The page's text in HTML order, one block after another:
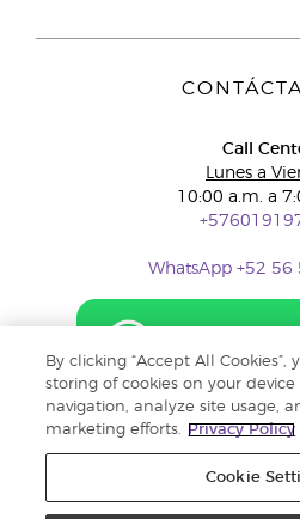
Call
Lunes a
10:00 a.m. a
WhatsApp +52 56
By clicking “Accept All Cookies”,
storing of cookies on your
navigation, analyze site usage,
marketing efforts.
Privacy Policy
Cookie